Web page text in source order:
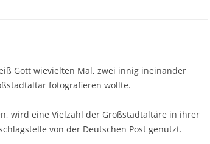
Gott wievielten Mal, zwei innig ineinander
fotografieren wollte.
wird eine Vielzahl der Großstadtaltäre in ihrer
von der Deutschen Post genutzt.